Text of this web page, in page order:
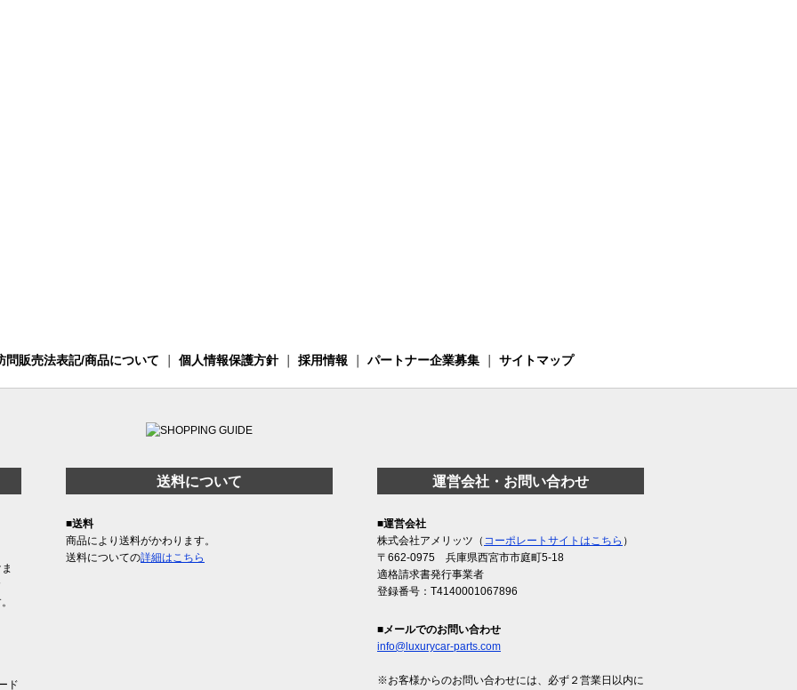
問販売法表記/商品について 個人情報保護方針｜ 採用情報 パートナー企業募集 サイトマップ
ド
送料について
■送料
商品により送料がかわります。
送料についての詳細はこちら
運営会社・お問い合わせ
■運営会社
株式会社アメリッツ（ コーポレートサイトはこちら ）
〒662-0975 兵庫県西宮市市庭町5-18
適格請求書発行事業者
登録番号：T4140001067896
■メールでのお問い合わせ
info@luxurycar-parts.com
※お客様からのお問い合わせには、必ず２営業日以内に